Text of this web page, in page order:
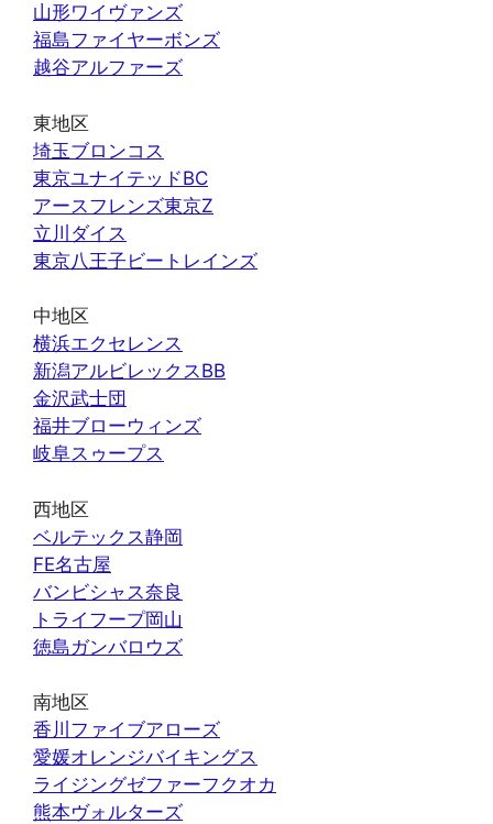
山形ワイヴァンズ
福島ファイヤーボンズ
越谷アルファーズ
東地区
埼玉ブロンコス
東京ユナイテッドBC
アースフレンズ東京Z
立川ダイス
東京八王子ビートレインズ
中地区
横浜エクセレンス
新潟アルビレックスBB
金沢武士団
福井ブローウィンズ
岐阜スゥープス
西地区
ベルテックス静岡
FE名古屋
バンビシャス奈良
トライフープ岡山
徳島ガンバロウズ
南地区
香川ファイブアローズ
愛媛オレンジバイキングス
ライジングゼファーフクオカ
熊本ヴォルターズ